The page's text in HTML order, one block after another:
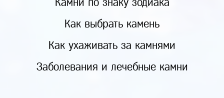
Как выбрать камень
Как ухаживать за камнями
Заболевания и лечебные камни